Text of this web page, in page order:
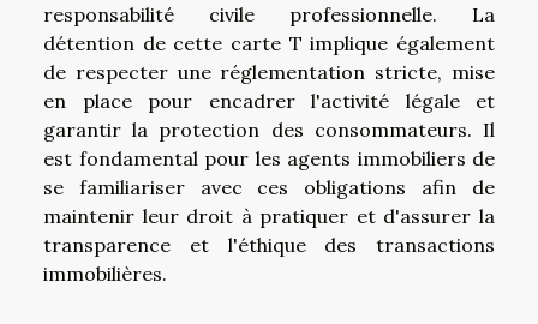
responsabilité civile professionnelle. La
détention de cette carte T implique également
de respecter une réglementation stricte, mise
en place pour encadrer l'activité légale et
garantir la protection des consommateurs. Il
est fondamental pour les agents immobiliers de
se familiariser avec ces obligations afin de
maintenir leur droit à pratiquer et d'assurer la
transparence et l'éthique des transactions
immobilières.